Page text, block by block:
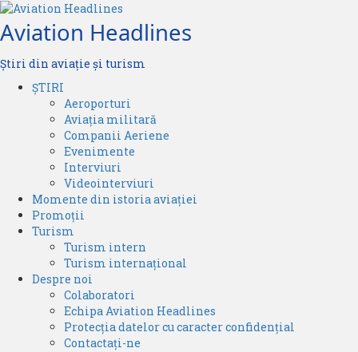
Skip
to
content
Aviation Headlines
Știri din aviație și turism
PrimaryȘTIRI
Aeroporturi
Aviația militară
Companii Aeriene
Evenimente
Interviuri
Videointerviuri
Momente din istoria aviației
Promoții
Turism
Turism intern
Turism internațional
Despre noi
Colaboratori
Echipa Aviation Headlines
Protecția datelor cu caracter confidențial
Contactați-ne